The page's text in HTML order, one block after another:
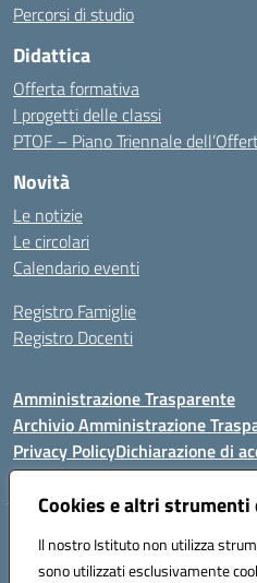
Cookies e altri
Il nostro Istituto non utilizza
sono utilizzati esclusivamente
Percorsi di studio
Didattica
Offerta formativa
I progetti delle classi
PTOF – Piano Triennale
Novità
Le notizie
Le circolari
Calendario eventi
Registro Famiglie
Registro Docenti
Amministrazione Trasparente
Archivio Amministrazione
Privacy PolicyDichiarazione di
Istituto Comprensivo Statale